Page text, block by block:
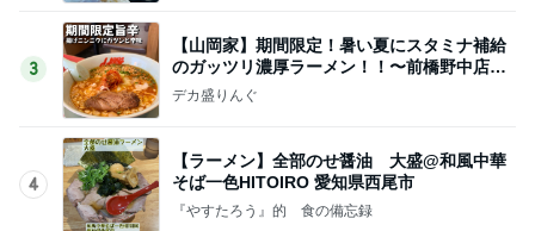
3
【山岡家】期間限定！暑い夏にスタミナ補給
のガッツリ濃厚ラーメン！！〜前橋野中店さ
ん〜
デカ盛りんぐ
4
【ラーメン】全部のせ醤油 大盛@和風中華
そば一色HITOIRO 愛知県西尾市
『やすたろう』的 食の備忘録